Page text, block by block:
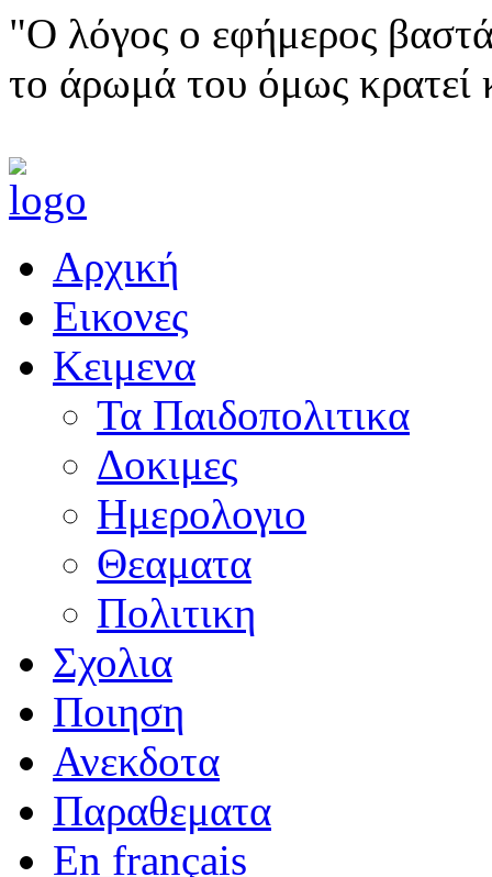
"Ο λόγος ο εφήμερος
το άρωμά του όμως κρατεί
Αρχική
Εικονες
Κειμενα
Τα Παιδοπολιτικα
Δοκιμες
Ημερολογιο
Θεαματα
Πολιτικη
Σχολια
Ποιηση
Ανεκδοτα
Παραθεματα
En français